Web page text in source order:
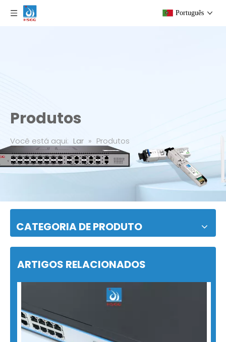
Português
Produtos
Você está aqui: Lar » Produtos
CATEGORIA DE PRODUTO
ARTIGOS RELACIONADOS